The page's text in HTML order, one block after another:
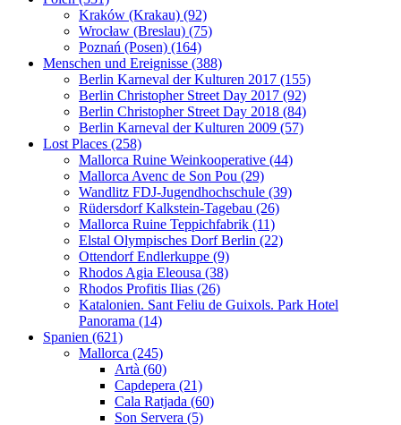
Kraków (Krakau) (92)
Wrocław (Breslau) (75)
Poznań (Posen) (164)
Menschen und Ereignisse (388)
Berlin Karneval der Kulturen 2017 (155)
Berlin Christopher Street Day 2017 (92)
Berlin Christopher Street Day 2018 (84)
Berlin Karneval der Kulturen 2009 (57)
Lost Places (258)
Mallorca Ruine Weinkooperative (44)
Mallorca Avenc de Son Pou (29)
Wandlitz FDJ-Jugendhochschule (39)
Rüdersdorf Kalkstein-Tagebau (26)
Mallorca Ruine Teppichfabrik (11)
Elstal Olympisches Dorf Berlin (22)
Ottendorf Endlerkuppe (9)
Rhodos Agia Eleousa (38)
Rhodos Profitis Ilias (26)
Katalonien. Sant Feliu de Guixols. Park Hotel
Panorama (14)
Spanien (621)
Mallorca (245)
Artà (60)
Capdepera (21)
Cala Ratjada (60)
Son Servera (5)